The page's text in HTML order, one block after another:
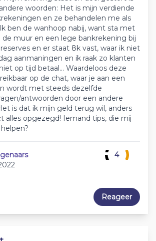
woorden: Het is mijn verdiende
en ze behandelen me als
ben de wanhoop nabij, want sta met
muur en een lege bankrekening bij
en er staat 8k vast, waar ik niet
aanmaningen en ik raak zo klanten
op tijd betaal... Waardeloos deze
op de chat, waar je aan een
wordt met steeds dezelfde
antwoorden door een andere
is dat ik mijn geld terug wil, anders
alles opgezegd! Iemand tips, die mij
4
Reageer